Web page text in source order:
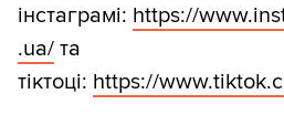
інстаграмі: https://
.ua/ та
тіктоці: https://